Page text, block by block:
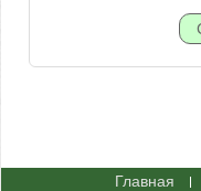
Главная